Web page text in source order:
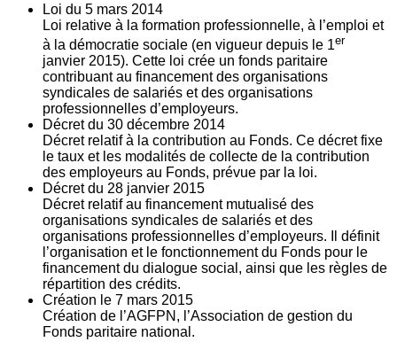
Loi du 5 mars 2014
Loi relative à la formation professionnelle, à l’emploi et
à la démocratie sociale (en vigueur depuis le 1er
janvier 2015). Cette loi crée un fonds paritaire
contribuant au financement des organisations
syndicales de salariés et des organisations
professionnelles d’employeurs.
Décret du 30 décembre 2014
Décret relatif à la contribution au Fonds. Ce décret fixe
le taux et les modalités de collecte de la contribution
des employeurs au Fonds, prévue par la loi.
Décret du 28 janvier 2015
Décret relatif au financement mutualisé des
organisations syndicales de salariés et des
organisations professionnelles d’employeurs. Il définit
l’organisation et le fonctionnement du Fonds pour le
financement du dialogue social, ainsi que les règles de
répartition des crédits.
Création le 7 mars 2015
Création de l’AGFPN, l’Association de gestion du
Fonds paritaire national.